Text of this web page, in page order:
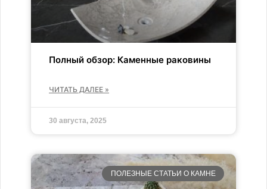
Полный обзор: Каменные раковины
ЧИТАТЬ ДАЛЕЕ »
30 августа, 2025
ПОЛЕЗНЫЕ СТАТЬИ О КАМНЕ